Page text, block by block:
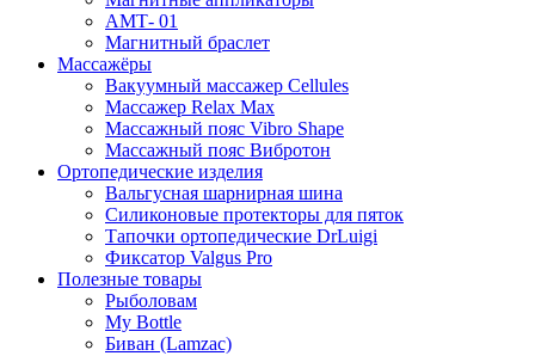
АМТ- 01
Магнитный браслет
Массажёры
Вакуумный массажер Cellules
Массажер Relax Max
Массажный пояс Vibro Shape
Массажный пояс Вибротон
Ортопедические изделия
Вальгусная шарнирная шина
Силиконовые протекторы для пяток
Тапочки ортопедические DrLuigi
Фиксатор Valgus Pro
Полезные товары
Рыболовам
My Bottle
Биван (Lamzac)